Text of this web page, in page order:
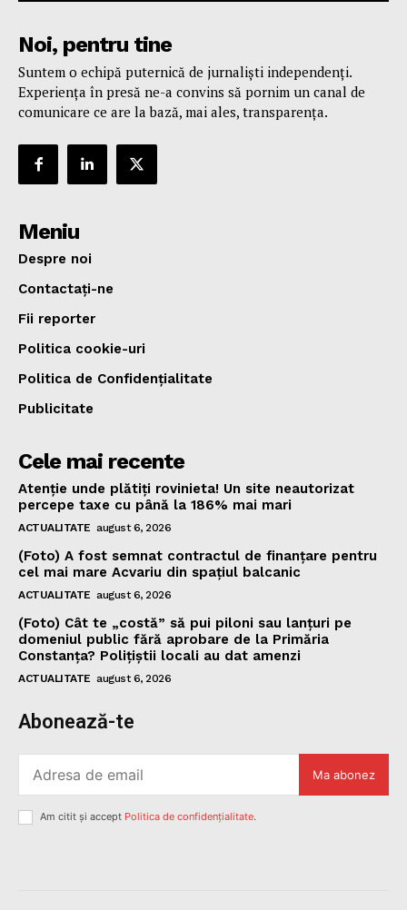
Noi, pentru tine
Suntem o echipă puternică de jurnaliști independenți.
Experiența în presă ne-a convins să pornim un canal de
comunicare ce are la bază, mai ales, transparența.
Meniu
Despre noi
Contactați-ne
Fii reporter
Politica cookie-uri
Politica de Confidențialitate
Publicitate
Cele mai recente
Atenție unde plătiți rovinieta! Un site neautorizat
percepe taxe cu până la 186% mai mari
ACTUALITATE august 6, 2026
(Foto) A fost semnat contractul de finanțare pentru
cel mai mare Acvariu din spațiul balcanic
ACTUALITATE august 6, 2026
(Foto) Cât te „costă” să pui piloni sau lanțuri pe
domeniul public fără aprobare de la Primăria
Constanța? Polițiștii locali au dat amenzi
ACTUALITATE august 6, 2026
Abonează-te
Ma abonez
Am citit și accept Politica de confidențialitate.